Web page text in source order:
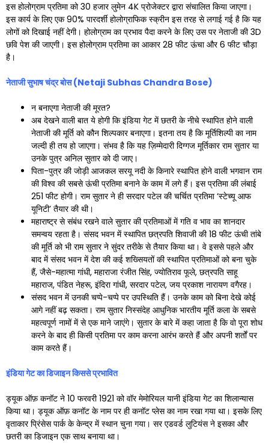
इस होलोग्राम प्रतिमा को 30 हजार लुमेन 4K प्रोजेक्टर द्वारा संचालित किया जाएगा।
इस कार्य के लिए एक 90% पारदर्शी होलोग्राफिक स्क्रीन इस तरह से लगाई गई है कि यह
लोगों को दिखाई नहीं देगी। होलोग्राम का प्रभाव पैदा करने के लिए उस पर नेताजी की 3D
छवि पेश की जाएगी। इस होलोग्राम प्रतिमा का आकार 28 फीट ऊंचा और 6 फीट चौड़ा
है।
नेताजी सुभाष चंद्र बोस (Netaji Subhas Chandra Bose)
न बनाएगा नेताजी की मूरत?
अब देखने वाली बात ये होगी कि इंडिया गेट में छतरी के नीचे स्थापित होने वाली
नेताजी की मूर्ति को कौन शिल्पकार बनाएगा। इतना तय है कि मूर्तिशिल्पी का नाम
जल्दी ही तय हो जाएगा। संभव है कि यह ज़िम्मेदारी दिग्गज मूर्तिकार राम सुतार या
उनके पुत्र अनिल सुतार को दी जाए।
पिता-पुत्र की जोड़ी आजकल सरयू नदी के किनारे स्थापित होने वाली भगवान राम
की विश्व की सबसे ऊंची प्रतिमा बनाने के काम में लगे हैं। इस प्रतिमा की लंबाई
251 फीट होगी। राम सुतार ने ही सरदार पटेल की चर्चित प्रतिमा ‘स्टेच्यू आफ
यूनिटी’ तैयार की थी।
महाराष्ट्र से संबंध रखने वाले सुतार की प्रतिमाओं में गति व भाव का शानदार
समन्वय रहता है। संसद भवन में स्थापित छत्रपति शिवाजी की 18 फीट ऊंची तांबे
की मूर्ति को भी राम सुतार ने सुंदर तरीके से तैयार किया था। वे इससे पहले और
बाद में संसद भवन में देश की कई शख्सियतों की स्थापित प्रतिमाओं को बना चुके
हैं, जैसे-महात्मा गांधी, महाराजा रंजीत सिंह, ज्योतिराव फूले, छत्रपति साहू
महाराज, पंडित नेहरू, इंदिरा गांधी, सरदार पटेल, जय प्रकाश नारायण वगैरह।
संसद भवन में उनकी चप्पे-चप्पे पर उपस्थिति हैं। उनके काम को बिना देखे कोई
आगे नहीं बढ़ सकता। राम सुतार निस्संदेह आधुनिक भारतीय मूर्ति कला के सबसे
महत्वपूर्ण नामों में से एक माने जाएंगे। सुतार के बारे में कहा जाता है कि वो पूरा शोध
करने के बाद ही किसी प्रतिमा पर काम करना आरंभ करते हैं और अपनी शर्तों पर
काम करते हैं।
इंडिया गेट का डिजाइन किससे प्रभावित
ड्यूक ऑफ़ कनॉट ने 10 फरवरी 1921 को वॉर मेमोरियल यानी इंडिया गेट का शिलान्यास
किया था। ड्यूक ऑफ़ कनॉट के नाम पर ही कनॉट प्लेस का नाम रखा गया था। इसके लिए
वृताकार प्रिंसेस पार्क के केन्द्र में स्थान चुना गया। सर एडवर्ड लुटियंस ने इसका और
छतरी का डिजाइन एक साथ बनाया था।